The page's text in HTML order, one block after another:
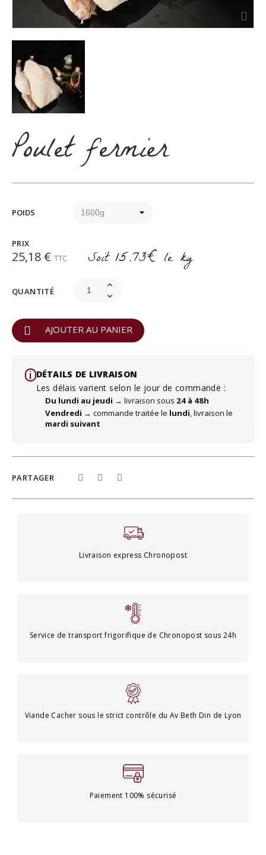
Poulet fermier
POIDS
PRIX
25,18 € TTC Soit 15.73€ le kg
QUANTITÉ
AJOUTER AU PANIER
i️ DÉTAILS DE LIVRAISON
Les délais varient selon le jour de commande :
Du lundi au jeudi → livraison sous 24 à 48h
Vendredi → commande traitée le lundi , livraison le
mardi suivant
PARTAGER
Livraison express Chronopost
Service de transport frigorifique de Chronopost sous 24h
Viande Cacher sous le strict contrôle du Av Beth Din de Lyon
Paiement 100% sécurisé